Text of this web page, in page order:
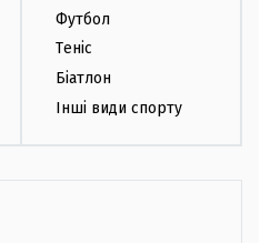
Футбол
Теніс
Біатлон
Інші види спорту